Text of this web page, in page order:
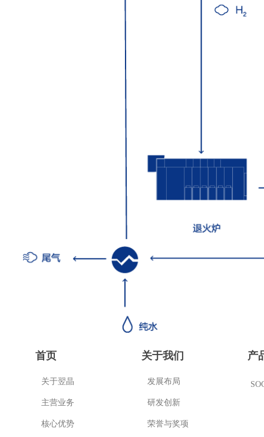
首页
关于翌晶
主营业务
核心优势
关于我们
发展布局
研发创新
荣誉与奖项
产